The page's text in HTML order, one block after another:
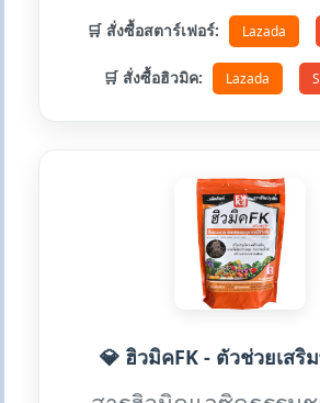
🛒 สั่งซื้อสตาร์เฟอร์: Lazada
🛒 สั่งซื้อฮิวมิค: Lazada
💎 ฮิวมิคFK - ตัวช่วยเสริ